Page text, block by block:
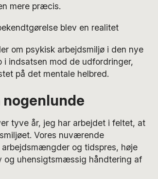
mere præcis.
blev en realitet
om psykisk arbejdsmiljø i den nye
indsatsen mod de udfordringer,
på det mentale helbred.
tyve år, jeg har arbejdet i feltet, at
Vores nuværende
og tidspres, høje
og uhensigtsmæssig håndtering af